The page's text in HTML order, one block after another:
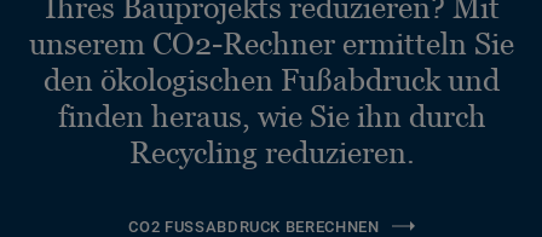
Ihres Bauprojekts reduzieren? Mit
unserem CO2-Rechner ermitteln Sie
den ökologischen Fußabdruck und
finden heraus, wie Sie ihn durch
Recycling reduzieren.
CO2 FUSSABDRUCK BERECHNEN